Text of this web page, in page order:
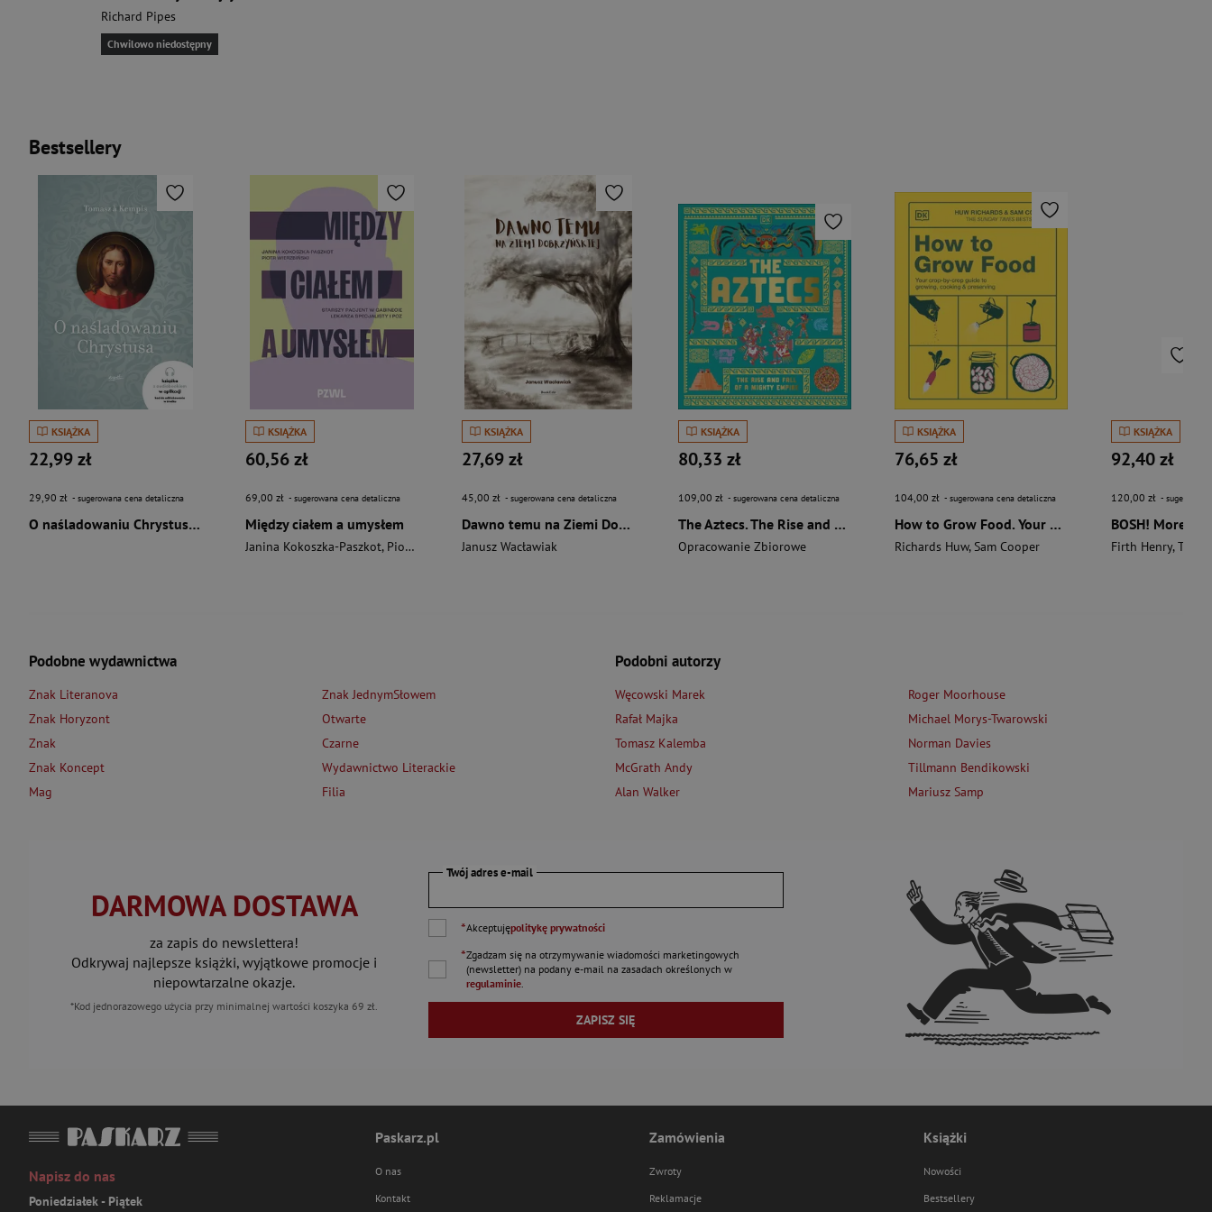
Richard Pipes
Chwilowo niedostępny
Bestsellery
KSIĄŻKA
22,99 zł
29,90 zł - sugerowana cena detaliczna
O naśladowaniu Chrystusa wyd. 2026
KSIĄŻKA
60,56 zł
69,00 zł - sugerowana cena detaliczna
Między ciałem a umysłem
Janina Kokoszka-Paszkot, Piotr Wierzbiński
KSIĄŻKA
27,69 zł
45,00 zł - sugerowana cena detaliczna
Dawno temu na Ziemi Dobrzyńskiej
Janusz Wacławiak
KSIĄŻKA
80,33 zł
109,00 zł - sugerowana cena detaliczna
The Aztecs. The Rise and Fall of a Mighty Empire
Opracowanie Zbiorowe
KSIĄŻKA
76,65 zł
104,00 zł - sugerowana cena detaliczna
How to Grow Food. Your Crop-by-Crop Guide to Growing, Cooking, & Preserving
Richards Huw, Sam Cooper
KSIĄŻKA
92,40 zł
120,00 zł -
Firth Henry,
Podobne wydawnictwa
Znak Literanova
Znak Horyzont
Znak
Znak Koncept
Mag
Znak JednymSłowem
Otwarte
Czarne
Wydawnictwo Literackie
Filia
Podobni autorzy
Węcowski Marek
Rafał Majka
Tomasz Kalemba
McGrath Andy
Alan Walker
Roger Moorhouse
Michael Morys-Twarowski
Norman Davies
Tillmann Bendikowski
Mariusz Samp
DARMOWA DOSTAWA
za zapis do newslettera!
Odkrywaj najlepsze książki, wyjątkowe promocje i
niepowtarzalne okazje.
*Kod jednorazowego użycia przy minimalnej wartości koszyka 69 zł.
Twój adres e-mail
*Akceptujępolitykę prywatności
*Zgadzam się na otrzymywanie wiadomości marketingowych
(newsletter) na podanye-mail na zasadach określonych w
regulaminie
ZAPISZ SIĘ
Napisz do nas
Poniedziałek - Piątek
Paskarz.pl
O nas
Kontakt
Zamówienia
Zwroty
Reklamacje
Książki
Nowości
Bestsellery